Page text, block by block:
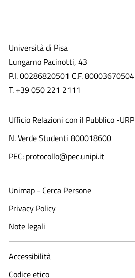
Università di Pisa
Lungarno Pacinotti, 43
P.I. 00286820501 C.F. 80003670504
T. +39 050 221 2111
Ufficio Relazioni con il Pubblico -URP
N. Verde Studenti 800018600​
PEC: protocollo@pec.unipi.it
Unimap - Cerca Persone
Privacy Policy
Note legali
Accessibilità
Codice etico